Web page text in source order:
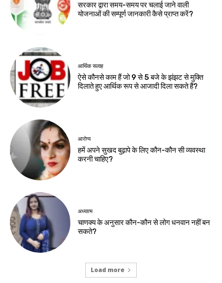
सरकार द्वारा समय-समय पर चलाई जाने वाली
योजनाओं की सम्पूर्ण जानकारी कैसे प्राप्त करें?
आर्थिक सलाह
ऐसे कौनसे काम हैं जो 9 से 5 बजे के झंझट से मुक्ति
दिलाते हुए आर्थिक रूप से आजादी दिला सकते हैं?
आरोग्य
हमें अपने सुखद बुढ़ापे के लिए कौन-कौन सी व्यवस्था
करनी चाहिए?
अध्यात्म
चाणक्य के अनुसार कौन-कौन से लोग धनवान नहीं बन
सकते?
Load more